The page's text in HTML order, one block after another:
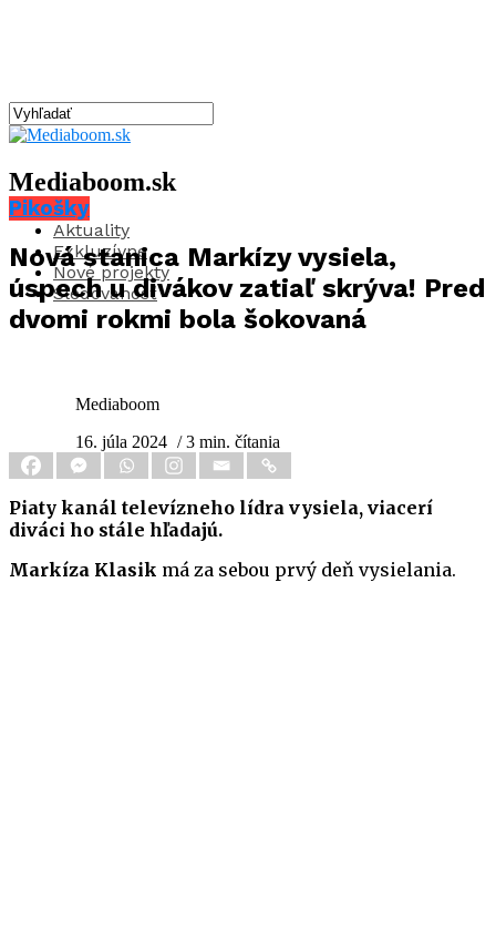
Mediaboom.sk
Aktuality
Exkluzívne
Nové projekty
Sledovanosť
Pikošky
Nová stanica Markízy vysiela,
úspech u divákov zatiaľ skrýva! Pred
dvomi rokmi bola šokovaná
Mediaboom
16. júla 2024 / 3 min. čítania
Piaty kanál televízneho lídra vysiela, viacerí
diváci ho stále hľadajú.
Markíza Klasik má za sebou prvý deň vysielania.